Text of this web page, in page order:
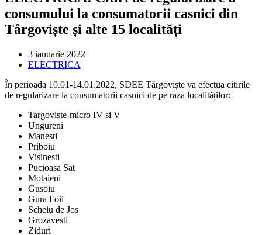
consumului la consumatorii casnici din
Târgoviște și alte 15 localități
Post
published:
3 ianuarie 2022
Post
ELECTRICA
În perioada 10.01-14.01.2022, SDEE Târgoviște va efectua citirile
de regularizare la consumatorii casnici de pe raza localităților:
Targoviste-micro IV si V
Ungureni
Manesti
Priboiu
Visinesti
Pucioasa Sat
Motaieni
Gusoiu
Gura Foii
Scheiu de Jos
Grozavesti
Ziduri